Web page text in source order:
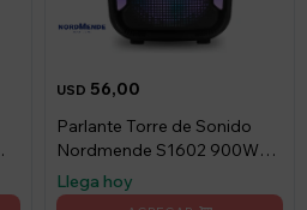
USD 56,00
Parlante Torre de Sonido
Nordmende S1602 900W
BT y Mic. Rec
Llega hoy